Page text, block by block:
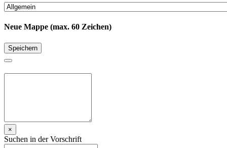
Neue Mappe (max. 60 Zeichen)
Speichern
×
Suchen in der Vorschrift